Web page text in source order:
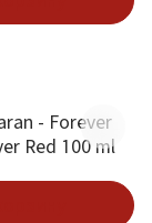
- Forever
Red 100 ml